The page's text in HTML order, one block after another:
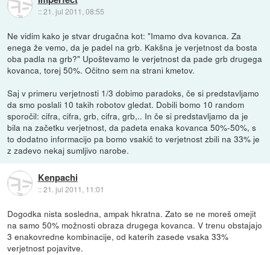
::21. jul 2011, 08:55
Ne vidim kako je stvar drugačna kot: "Imamo dva kovanca. Za
enega že vemo, da je padel na grb. Kakšna je verjetnost da bosta
oba padla na grb?" Upoštevamo le verjetnost da pade grb drugega
kovanca, torej 50%. Očitno sem na strani kmetov.
Saj v primeru verjetnosti 1/3 dobimo paradoks, če si predstavljamo
da smo poslali 10 takih robotov gledat. Dobili bomo 10 random
sporočil: cifra, cifra, grb, cifra, grb,.. In če si predstavljamo da je
bila na začetku verjetnost, da padeta enaka kovanca 50%-50%, s
to dodatno informacijo pa bomo vsakič to verjetnost zbili na 33% je
z zadevo nekaj sumljivo narobe.
Kenpachi
::21. jul 2011, 11:01
Dogodka nista sosledna, ampak hkratna. Zato se ne moreš omejit
na samo 50% možnosti obraza drugega kovanca. V trenu obstajajo
3 enakovredne kombinacije, od katerih zasede vsaka 33%
verjetnost pojavitve.